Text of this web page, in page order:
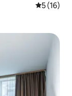
5 (16)